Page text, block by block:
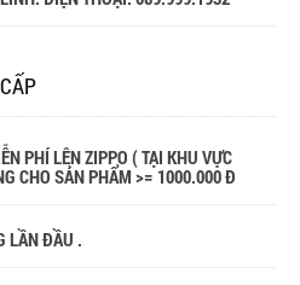
PHÍ LÊN ZIPPO ( TẠI KHU VỰC
CHO SẢN PHẨM >= 1000.000 Đ
LẦN ĐẦU .